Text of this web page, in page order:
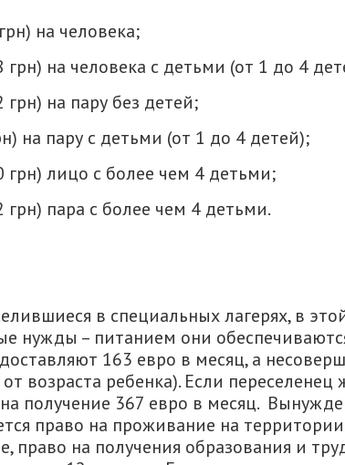
на человека;
грн) на человека с детьми (от 1 до 4
на пару без детей;
на пару с детьми (от 1 до 4 детей);
грн) лицо с более чем 4 детьми;
грн) пара с более чем 4 детьми.
в специальных лагерях, в
нужды – питанием они
163 евро в месяц, а
возраста ребенка). Если
получение 367 евро в месяц.
право на проживание на
право на получения образования и